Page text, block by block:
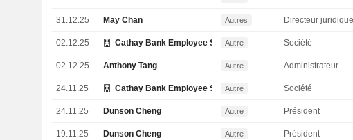
31.12.25 May Chan Autres Directeur juridique
02.12.25 Cathay Bank Employee Stock Ownership Plan
Autre Société
02.12.25 Anthony Tang Autre Administrateur
24.11.25 Cathay Bank Employee Stock Ownership Plan
Autre Société
24.11.25 Dunson Cheng Autre Président
19.11.25 Dunson Cheng Autre Président